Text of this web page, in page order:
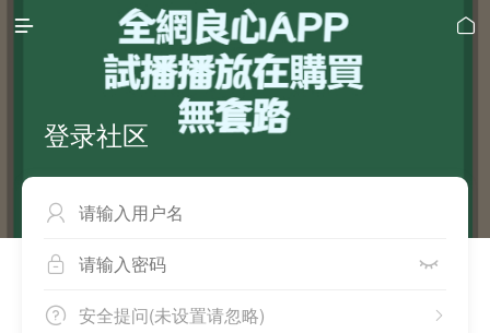
 
登录社区

 
 
安全提问(未设置请忽略)